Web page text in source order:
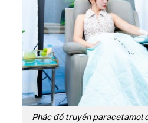
Phác đồ truyền paracetamol